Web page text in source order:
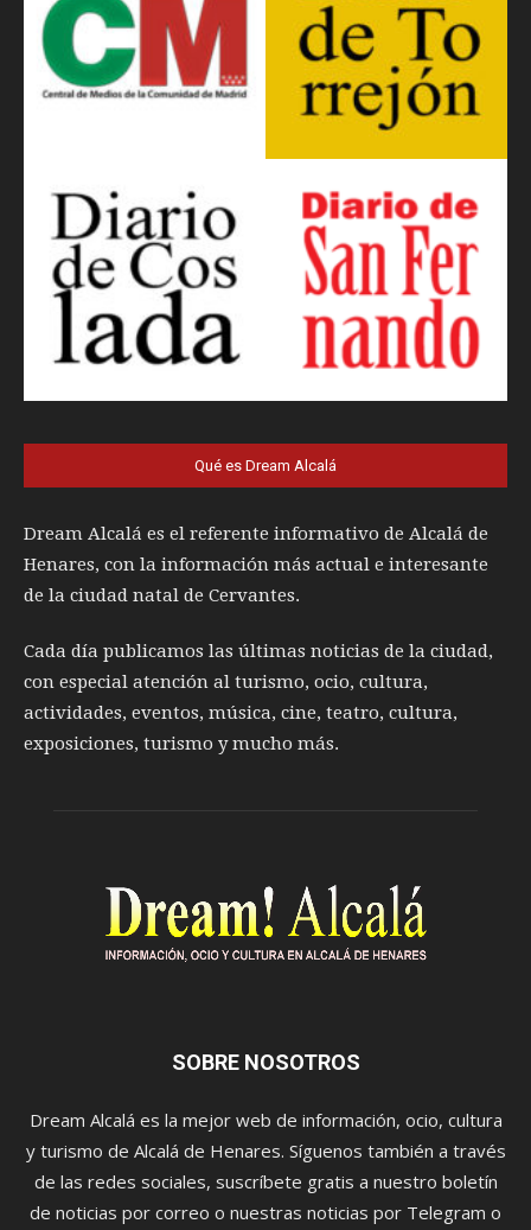
Qué es Dream Alcalá
Dream Alcalá es el referente informativo de Alcalá de
Henares, con la información más actual e interesante
de la ciudad natal de Cervantes.
Cada día publicamos las últimas noticias de la ciudad,
con especial atención al turismo, ocio, cultura,
actividades, eventos, música, cine, teatro, cultura,
exposiciones, turismo y mucho más.
SOBRE NOSOTROS
Dream Alcalá es la mejor web de información, ocio, cultura
y turismo de Alcalá de Henares. Síguenos también a través
de las redes sociales, suscríbete gratis a nuestro boletín
de noticias por correo o nuestras noticias por Telegram o